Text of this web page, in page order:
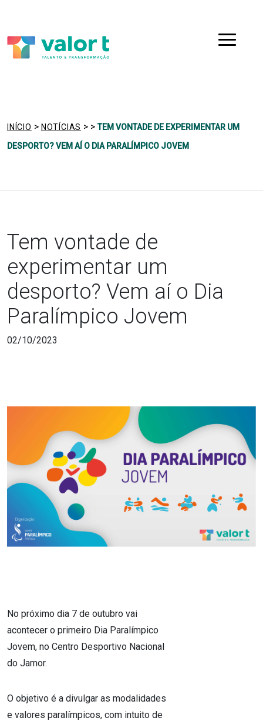
conteúdo
Menu
INÍCIO > NOTÍCIAS > >TEM VONTADE DE EXPERIMENTAR UM
DESPORTO? VEM AÍ O DIA PARALÍMPICO JOVEM
Tem vontade de
experimentar um
desporto? Vem aí o Dia
Paralímpico Jovem
02/10/2023
No próximo dia 7 de outubro vai
acontecer o primeiro Dia Paralímpico
Jovem, no Centro Desportivo Nacional
do Jamor.
O objetivo é a divulgar as modalidades
e valores paralímpicos, com intuito de